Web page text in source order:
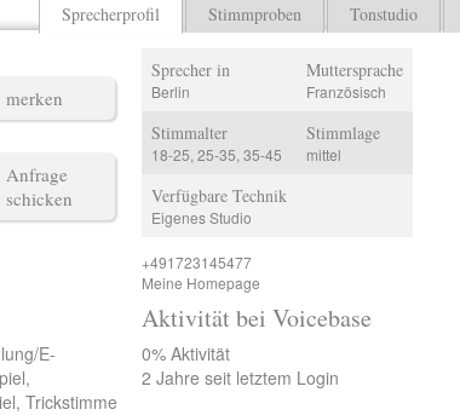
Sprecherprofil Stimmproben Tonstudio
merken
Anfrage
schicken
Sprecher in
Berlin
Muttersprache
Französisch
Stimmalter
18-25, 25-35, 35-45
Stimmlage
mittel
Verfügbare Technik
Eigenes Studio
+491723145477
Meine Homepage
E-
Trickstimme
Aktivität bei Voicebase
0% Aktivität
2 Jahre seit letztem Login